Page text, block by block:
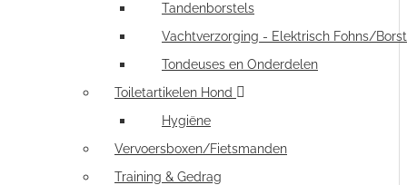
Tandenborstels
Vachtverzorging - Elektrisch Fohns/
Tondeuses en Onderdelen
Toiletartikelen Hond
Hygiëne
Vervoersboxen/Fietsmanden
Training & Gedrag